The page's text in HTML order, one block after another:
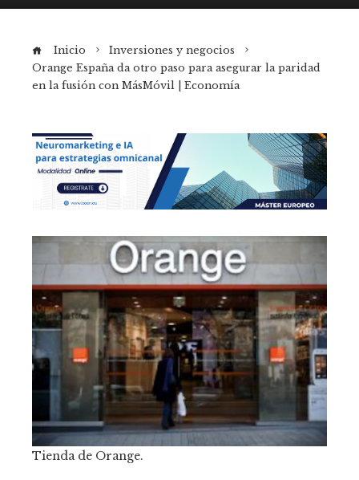
Inicio
Inversiones y negocios
Orange España da otro paso para asegurar la paridad
en la fusión con MásMóvil | Economía
Tienda de Orange.